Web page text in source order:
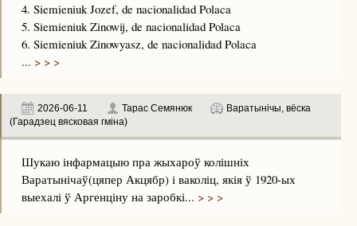
4. Siemieniuk Jozef, de nacionalidad Polaca
5. Siemieniuk Zinowij, de nacionalidad Polaca
6. Siemieniuk Zinowyasz, de nacionalidad Polaca
... > > >
2026-06-11 Тарас Семянюк
Варатынічы, вёска
(Гарадзец вясковая гміна)
Шукаю інфармацыю пра жыхароў колішніх
Варатынічаў(цяпер Акцябр) і ваколіц, якія ў 1920-ых
выехалі ў Аргенціну на заробкі... > > >